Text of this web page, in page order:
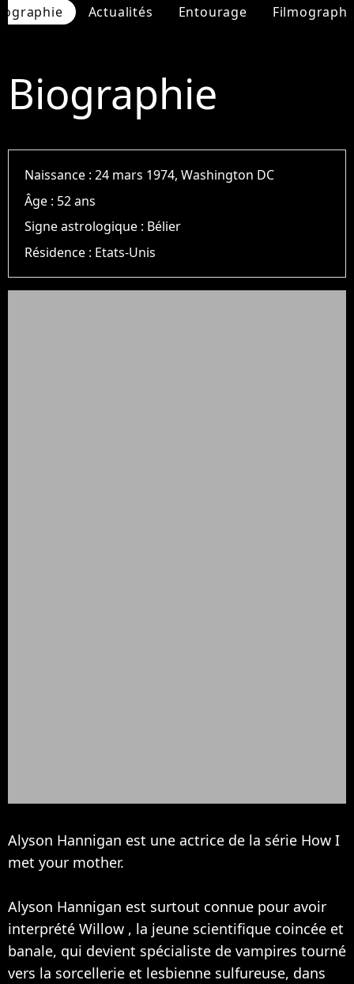
Actualités Entourage
Biographie
Naissance :24 mars 1974, Washington DC
Âge : 52 ans
Signe astrologique : Bélier
Résidence : Etats-Unis
Alyson Hannigan est une actrice de la série How I
met your mother.
Alyson Hannigan est surtout connue pour avoir
interprété Willow , la jeune scientifique coincée et
banale, qui devient spécialiste de vampires tourné
vers la sorcellerie et lesbienne sulfureuse, dans